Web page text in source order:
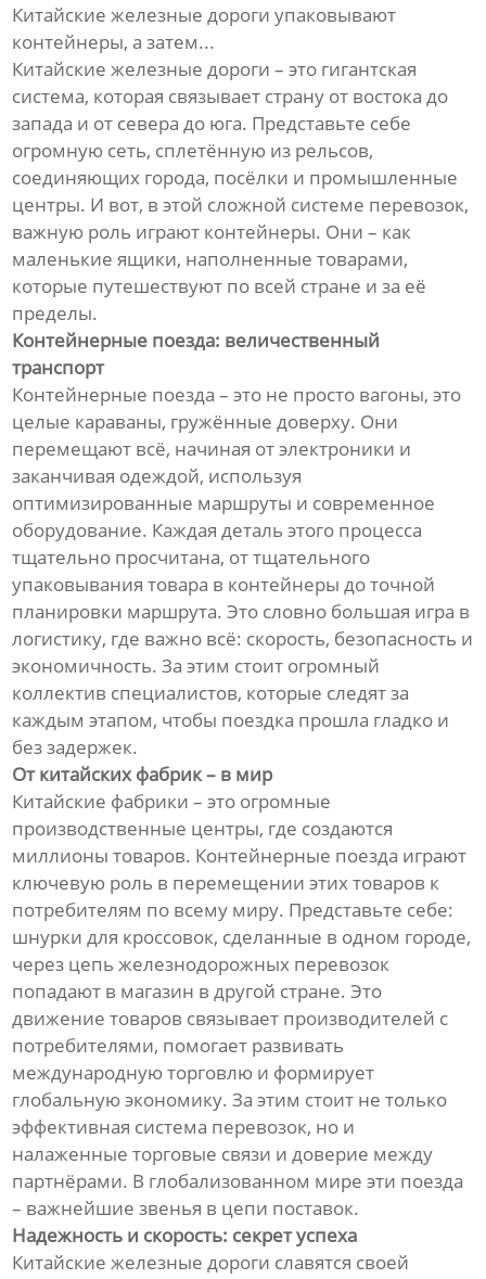
Китайские железные дороги упаковывают
контейнеры, а затем...
Китайские железные дороги – это гигантская
система, которая связывает страну от востока до
запада и от севера до юга. Представьте себе
огромную сеть, сплетённую из рельсов,
соединяющих города, посёлки и промышленные
центры. И вот, в этой сложной системе перевозок,
важную роль играют контейнеры. Они – как
маленькие ящики, наполненные товарами,
которые путешествуют по всей стране и за её
пределы.
Контейнерные поезда: величественный
транспорт
Контейнерные поезда – это не просто вагоны, это
целые караваны, гружённые доверху. Они
перемещают всё, начиная от электроники и
заканчивая одеждой, используя
оптимизированные маршруты и современное
оборудование. Каждая деталь этого процесса
тщательно просчитана, от тщательного
упаковывания товара в контейнеры до точной
планировки маршрута. Это словно большая игра в
логистику, где важно всё: скорость, безопасность и
экономичность. За этим стоит огромный
коллектив специалистов, которые следят за
каждым этапом, чтобы поездка прошла гладко и
без задержек.
От китайских фабрик – в мир
Китайские фабрики – это огромные
производственные центры, где создаются
миллионы товаров. Контейнерные поезда играют
ключевую роль в перемещении этих товаров к
потребителям по всему миру. Представьте себе:
шнурки для кроссовок, сделанные в одном городе,
через цепь железнодорожных перевозок
попадают в магазин в другой стране. Это
движение товаров связывает производителей с
потребителями, помогает развивать
международную торговлю и формирует
глобальную экономику. За этим стоит не только
эффективная система перевозок, но и
налаженные торговые связи и доверие между
партнёрами. В глобализованном мире эти поезда
– важнейшие звенья в цепи поставок.
Надежность и скорость: секрет успеха
Китайские железные дороги славятся своей